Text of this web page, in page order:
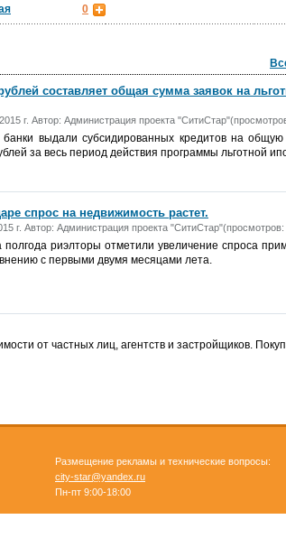
0
составляет общая сумма заявок на
г. Автор: Администрация проекта
банки выдали субсидированных кредитов на
за весь период действия программы льготной
спрос на недвижимость растет.
г. Автор: Администрация проекта "СитиСтар"(просмотров:
полгода риэлторы отметили увеличение спроса
с первыми двумя месяцами лета.
от частных лиц, агентств и застройщиков.
Размещение рекламы и технические вопросы:
city-star@yandex.ru
Пн-пт 9:00-18:00